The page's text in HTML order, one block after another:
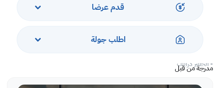
قدم عرضا
اطلب جولة
مدرجة من قبل
-مستشفى البحرين التخصصي
- الجفير درايف